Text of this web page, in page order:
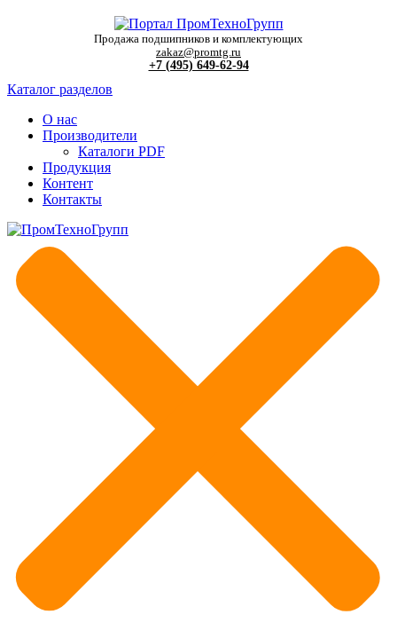
Продажа подшипников и комплектующих
zakaz@promtg.ru
+7 (495) 649-62-94
Каталог разделов
О нас
Производители
Каталоги PDF
Продукция
Контент
Контакты